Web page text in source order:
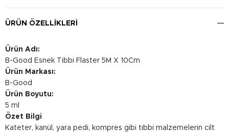
ÜRÜN ÖZELLIKLERI
Ürün Adı:
B-Good Esnek Tıbbi Flaster 5M X 10Cm
Ürün Markası:
B-Good
Ürün Boyutu:
5 ml
Özet Bilgi
Kateter, kanül, yara pedi, kompres gibi tıbbi malzemelerin cilt